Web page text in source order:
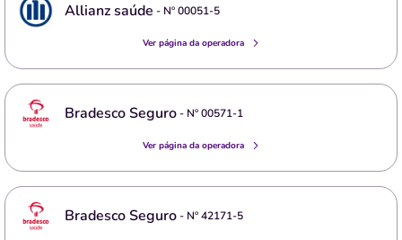
Allianz saúde - Nº00051-5
Ver página da operadora
Bradesco Seguro- Nº00571-1
Ver página da operadora
Bradesco Seguro- Nº42171-5